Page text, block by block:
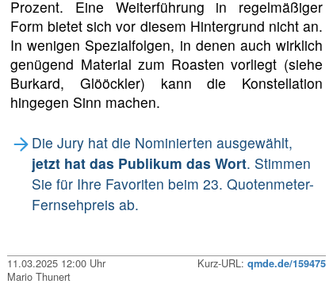
Prozent. Eine Weiterführung in regelmäßiger
Form bietet sich vor diesem Hintergrund nicht an.
In wenigen Spezialfolgen, in denen auch wirklich
genügend Material zum Roasten vorliegt (siehe
Burkard, Glööckler) kann die Konstellation
hingegen Sinn machen.
Die Jury hat die Nominierten ausgewählt,
jetzt hat das Publikum das Wort. Stimmen
Sie für Ihre Favoriten beim 23. Quotenmeter-
Fernsehpreis ab.
11.03.2025 12:00 Uhr Kurz-URL: qmde.de/159475
Mario Thunert